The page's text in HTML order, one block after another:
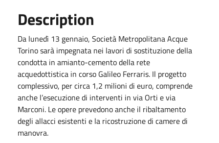
Description
Da lunedì 13 gennaio, Società Metropolitana Acque
Torino sarà impegnata nei lavori di sostituzione della
condotta in amianto-cemento della rete
acquedottistica in corso Galileo Ferraris. Il progetto
complessivo, per circa 1,2 milioni di euro, comprende
anche l’esecuzione di interventi in via Orti e via
Marconi. Le opere prevedono anche il ribaltamento
degli allacci esistenti e la ricostruzione di camere di
manovra.